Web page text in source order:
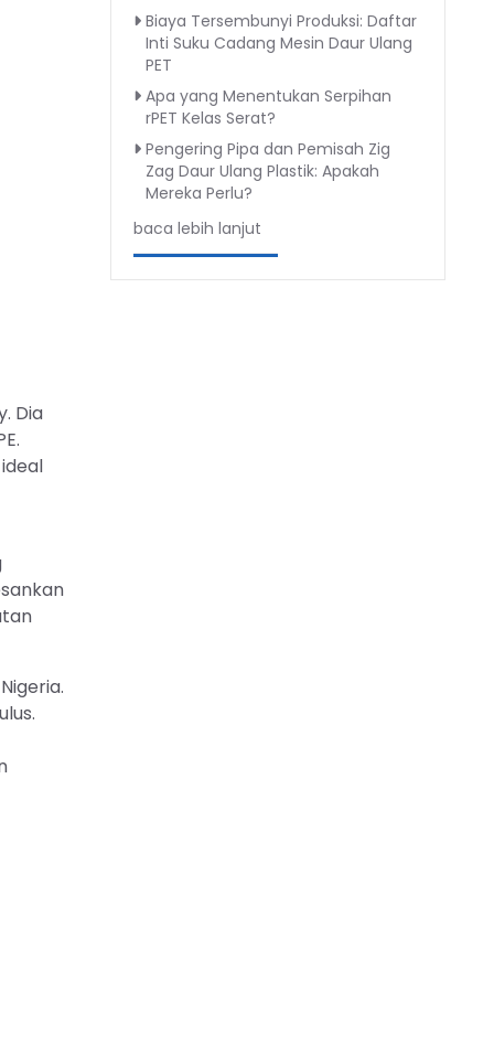
Dia
Biaya Tersembunyi Produksi: Daftar
Inti Suku Cadang Mesin Daur Ulang
PET
Apa yang Menentukan Serpihan
rPET Kelas Serat?
Pengering Pipa dan Pemisah Zig
Zag Daur Ulang Plastik: Apakah
Mereka Perlu?
baca lebih lanjut